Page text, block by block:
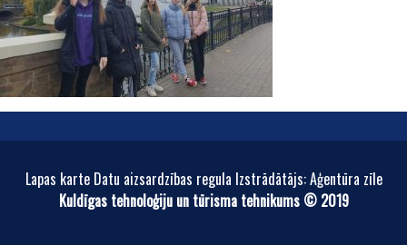
Lapas karte Datu aizsardzības regula Izstrādātājs: Aģentūra zīle
Kuldīgas tehnoloģiju un tūrisma tehnikums © 2019